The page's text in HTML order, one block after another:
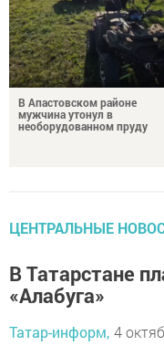
В Апастовском районе
мужчина утонул в
необорудованном пруду
ЦЕНТРАЛЬНЫЕ
В Татарстане
«Алабуга»
Татар-информ, 4